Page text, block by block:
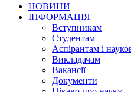
НОВИНИ
ІНФОРМАЦІЯ
Вступникам
Студентам
Аспірантам і
Викладачам
Вакансії
Документи